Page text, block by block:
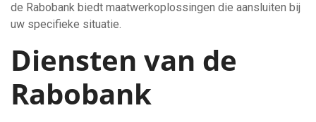
de Rabobank biedt maatwerkoplossingen die aansluiten bij
uw specifieke situatie.
Diensten van de
Rabobank